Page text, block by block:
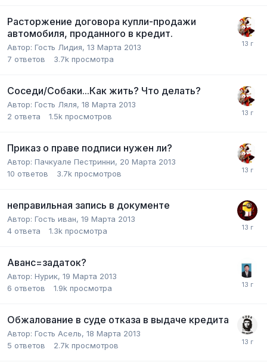
Расторжение договора купли-продажи
автомобиля, проданного в кредит.
Автор: Гость Лидия, 13 Марта 2013
7 ответов 3.7k просмотра
Соседи/Собаки...Как жить? Что делать?
Автор: Гость Ляля, 18 Марта 2013
2 ответа 1.5k просмотров
Приказ о праве подписи нужен ли?
Автор: Пачкуале Пестринни, 20 Марта 2013
10 ответов 3.7k просмотров
неправильная запись в документе
Автор: Гость иван, 19 Марта 2013
4 ответа 1.3k просмотра
Аванс=задаток?
Автор: Нурик, 19 Марта 2013
6 ответов 1.9k просмотра
Обжалование в суде отказа в выдаче кредита
Автор: Гость Асель, 18 Марта 2013
5 ответов 2.7k просмотров